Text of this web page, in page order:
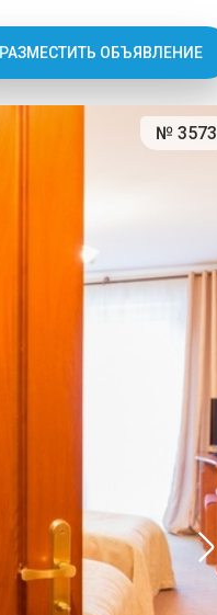
РАЗМЕСТИТЬ ОБЪЯВЛЕНИЕ
№ 3573